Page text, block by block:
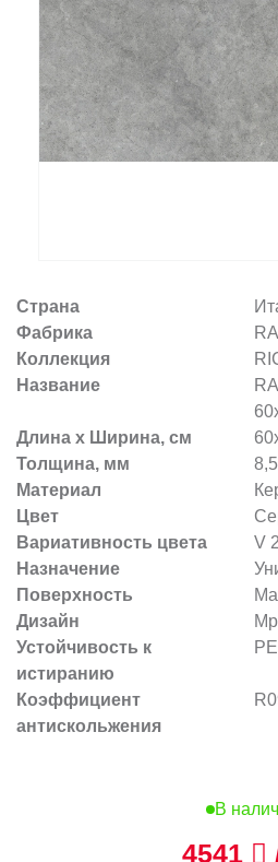
Страна
Фабрика
Коллекция
Название
Длина х Ширина, см
Толщина, мм
8,5
Материал
Цвет
Вариативность цвета
V 2
Назначение
Поверхность
Дизайн
Устойчивость к
истиранию
Коэффициент
антискольжения
В
4541